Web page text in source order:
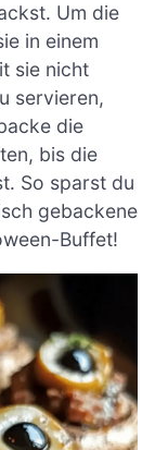
Um die
in einem
sie nicht
servieren,
die
bis die
So sparst du
gebackene
Buffet!